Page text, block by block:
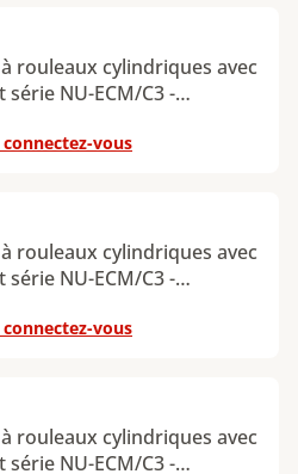
kN
rouleaux cylindriques avec
NU-ECM/C3 -
: 55 mm - Diamètre
mm - Largeur : 29 mm -
kN
connectez-vous
rouleaux cylindriques avec
NU-ECM/C3 -
: 60 mm - Diamètre
mm - Largeur : 31 mm -
kN
connectez-vous
rouleaux cylindriques avec
NU-ECM/C3 -